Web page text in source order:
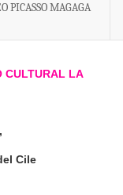
PICASSO MAGAGA
Cile